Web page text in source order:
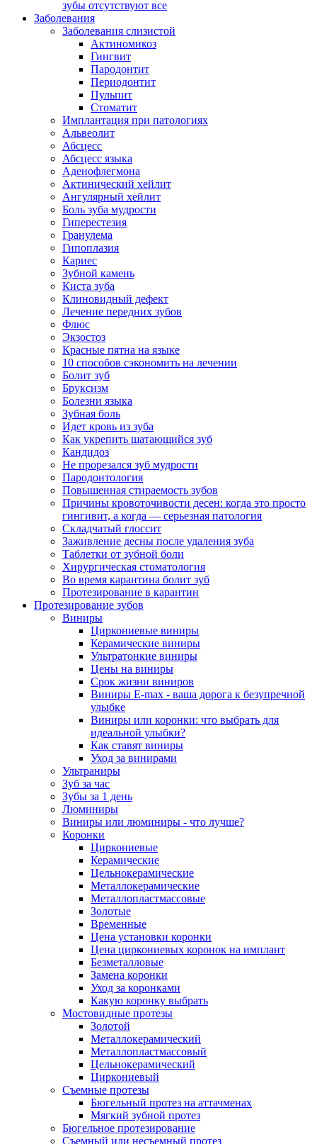
зубы отсутствуют все
Заболевания
Заболевания слизистой
Актиномикоз
Гингвит
Пародонтит
Периодонтит
Пульпит
Стоматит
Имплантация при патологиях
Альвеолит
Абсцесс
Абсцесс языка
Аденофлегмона
Актинический хейлит
Ангулярный хейлит
Боль зуба мудрости
Гиперестезия
Гранулема
Гипоплазия
Кариес
Зубной камень
Киста зуба
Клиновидный дефект
Лечение передних зубов
Флюс
Экзостоз
Красные пятна на языке
10 способов сэкономить на лечении
Болит зуб
Бруксизм
Болезни языка
Зубная боль
Идет кровь из зуба
Как укрепить шатающийся зуб
Кандидоз
Не прорезался зуб мудрости
Пародонтология
Повышенная стираемость зубов
Причины кровоточивости десен: когда это просто
гингивит, а когда — серьезная патология
Складчатый глоссит
Заживление десны после удаления зуба
Таблетки от зубной боли
Хирургическая стоматология
Во время карантина болит зуб
Протезирование в карантин
Протезирование зубов
Виниры
Циркониевые виниры
Керамические виниры
Ультратонкие виниры
Цены на виниры
Срок жизни виниров
Виниры E-max - ваша дорога к безупречной
улыбке
Виниры или коронки: что выбрать для
идеальной улыбки?
Как ставят виниры
Уход за винирами
Ультраниры
Зуб за час
Зубы за 1 день
Люминиры
Виниры или люминиры - что лучше?
Коронки
Циркониевые
Керамические
Цельнокерамические
Металлокерамические
Металлопластмассовые
Золотые
Временные
Цена установки коронки
Цена циркониевых коронок на имплант
Безметалловые
Замена коронки
Уход за коронками
Какую коронку выбрать
Мостовидные протезы
Золотой
Металлокерамический
Металлопластмассовый
Цельнокерамический
Циркониевый
Съемные протезы
Бюгельный протез на аттачменах
Мягкий зубной протез
Бюгельное протезирование
Съемный или несъемный протез